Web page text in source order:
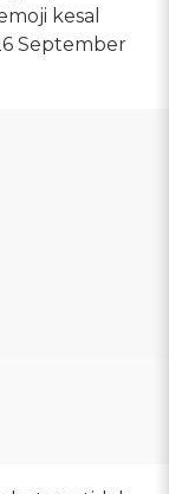
kesal
September